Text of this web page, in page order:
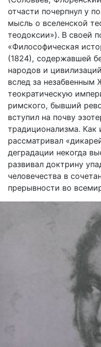
отчасти почерпнул у
мысль о вселенской
теодоксии»). В своей
«Философическая
(1824), содержавшей
народов и
вслед за
теократическую
римского, бывший
вступил на почву
традиционализма. Как
рассматривал
деградации некогда
развивал доктрину
человечества в
прерывности во